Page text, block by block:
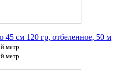
45 см 120 гр, отбеленное, 50 м
метр
метр